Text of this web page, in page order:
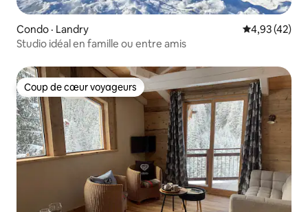
Condo · Landry Note
4,93 (42)
Studio idéal en famille ou entre amis
Coup de cœur voyageurs
Coup de cœur voyageurs